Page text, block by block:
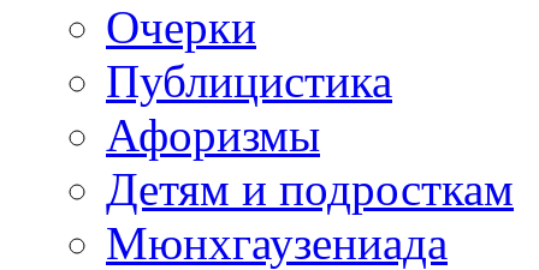
Очерки
Публицистика
Афоризмы
Детям и подросткам
Мюнхгаузениада